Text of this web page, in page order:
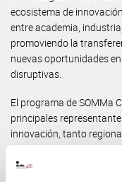
ecosistema de
entre academia,
promoviendo la
nuevas oportunidades
disruptivas.
El programa de SOMMa
principales
innovación, tanto
presentación de casos
unidades de SOMMa.